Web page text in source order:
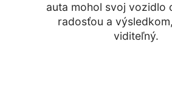
auta mohol svoj vozidlo
radosťou a
viditeľný.